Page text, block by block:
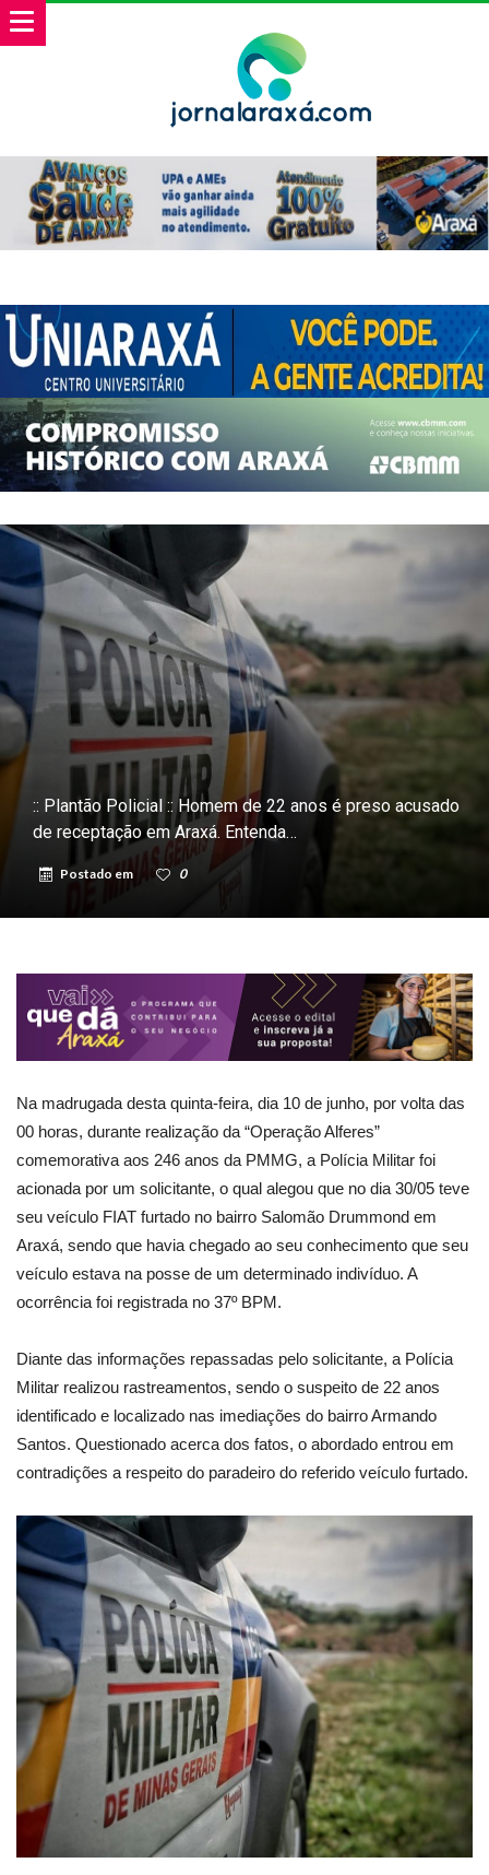
:: Plantão Policial :: Homem de 22 anos é preso acusado
de receptação em Araxá. Entenda…
Postado em 0
Na madrugada desta quinta-feira, dia 10 de junho, por volta das
00 horas, durante realização da “Operação Alferes”
comemorativa aos 246 anos da PMMG, a Polícia Militar foi
acionada por um solicitante, o qual alegou que no dia 30/05 teve
seu veículo FIAT furtado no bairro Salomão Drummond em
Araxá, sendo que havia chegado ao seu conhecimento que seu
veículo estava na posse de um determinado indivíduo. A
ocorrência foi registrada no 37º BPM.
Diante das informações repassadas pelo solicitante, a Polícia
Militar realizou rastreamentos, sendo o suspeito de 22 anos
identificado e localizado nas imediações do bairro Armando
Santos. Questionado acerca dos fatos, o abordado entrou em
contradições a respeito do paradeiro do referido veículo furtado.